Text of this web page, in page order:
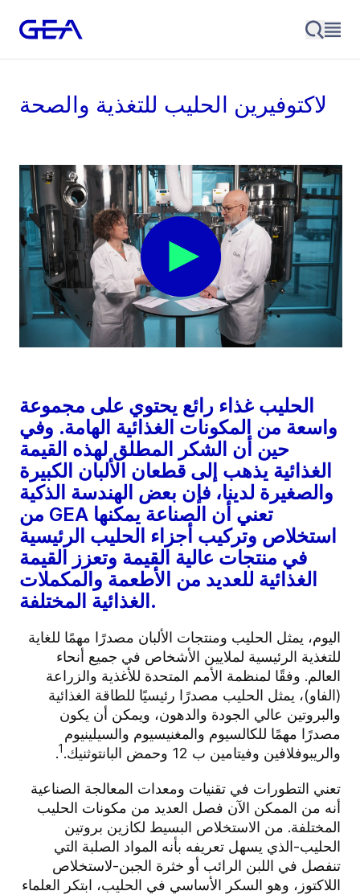
لاكتوفيرين الحليب للتغذية والصحة
الحليب غذاء رائع يحتوي على مجموعة
واسعة من المكونات الغذائية الهامة. وفي
حين أن الشكر المطلق لهذه القيمة
الغذائية يذهب إلى قطعان الألبان الكبيرة
والصغيرة لدينا، فإن بعض الهندسة الذكية
من GEA تعني أن الصناعة يمكنها
استخلاص وتركيب أجزاء الحليب الرئيسية
في منتجات عالية القيمة وتعزز القيمة
الغذائية للعديد من الأطعمة والمكملات
الغذائية المختلفة.
اليوم، يمثل الحليب ومنتجات الألبان مصدرًا مهمًا للغاية
للتغذية الرئيسية لملايين الأشخاص في جميع أنحاء
العالم. وفقًا لمنظمة الأمم المتحدة للأغذية والزراعة
(الفاو)، يمثل الحليب مصدرًا رئيسيًا للطاقة الغذائية
والبروتين عالي الجودة والدهون، ويمكن أن يكون
مصدرًا مهمًا للكالسيوم والمغنيسيوم والسيلينيوم
والريبوفلافين وفيتامين ب 12 وحمض البانتوثنيك.
1
.
تعني التطورات في تقنيات ومعدات المعالجة الصناعية
أنه من الممكن الآن فصل العديد من مكونات الحليب
المختلفة. من الاستخلاص البسيط لكازين بروتين
الحليب-الذي يسهل تعريفه بأنه المواد الصلبة التي
تنفصل في اللبن الرائب أو خثرة الجبن-لاستخلاص
اللاكتوز، وهو السكر الأساسي في الحليب، ابتكر العلماء